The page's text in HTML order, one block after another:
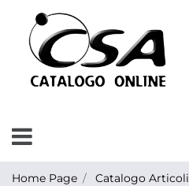
Open menu
Home Page Catalogo Articoli